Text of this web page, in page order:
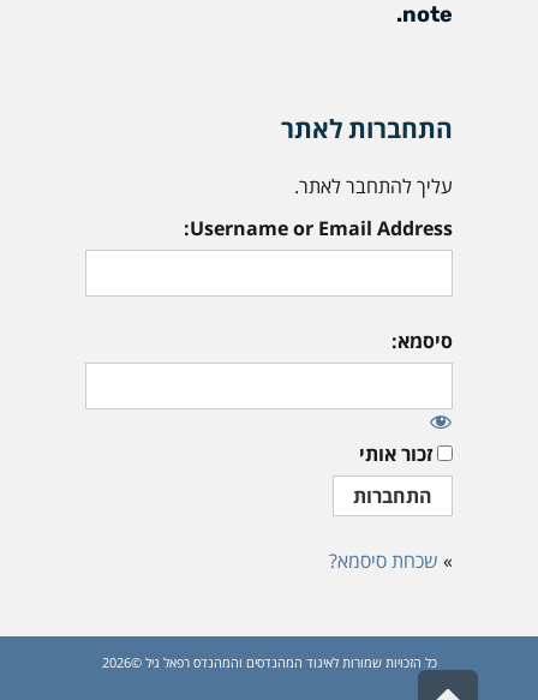
note.
התחברות לאתר
עליך להתחבר לאתר.
Username or Email Address:
סיסמא:
זכור אותי
» שכחת סיסמא?
כל הזכויות שמורות לאיגוד המהנדסים והמהנדס רפאל גיל ©2026